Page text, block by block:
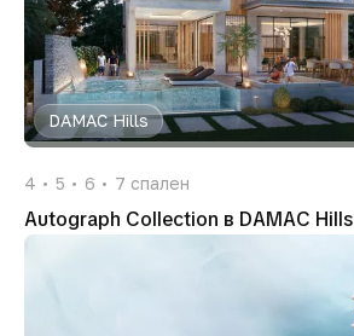
DAMAC Hills
4 5 6 7 спален
Autograph Collection в DAMAC Hills